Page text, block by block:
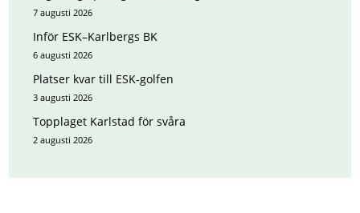
7 augusti 2026
Inför ESK–Karlbergs BK
6 augusti 2026
Platser kvar till ESK-golfen
3 augusti 2026
Topplaget Karlstad för svåra
2 augusti 2026